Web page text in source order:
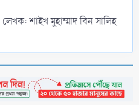
শাইখ মুহাম্মাদ বিন সালিহ